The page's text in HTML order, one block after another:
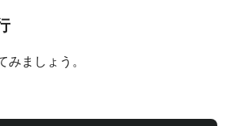
ましょう。